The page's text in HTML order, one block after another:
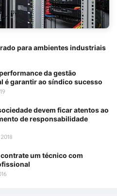
para ambientes industriais
da gestão
é garantir ao síndico sucesso
devem ficar atentos ao
de responsabilidade
um técnico com